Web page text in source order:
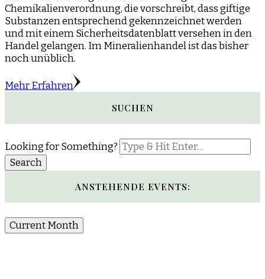
Chemikalienverordnung, die vorschreibt, dass giftige
Substanzen entsprechend gekennzeichnet werden
und mit einem Sicherheitsdatenblatt versehen in den
Handel gelangen. Im Mineralienhandel ist das bisher
noch unüblich.
Mehr Erfahren
SUCHEN
Looking for Something?
ANSTEHENDE EVENTS:
Current Month